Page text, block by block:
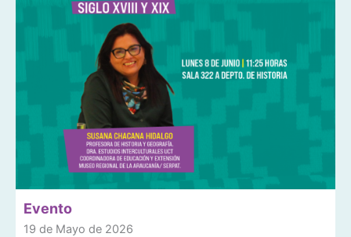
Evento
19 de Mayo de 2026